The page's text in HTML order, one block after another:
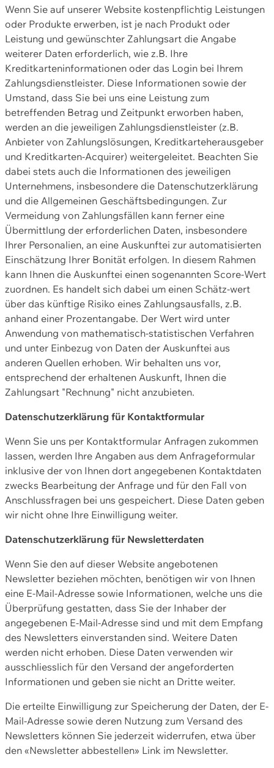
Wenn Sie auf unserer Website kostenpflichtig Leistungen
oder Produkte erwerben, ist je nach Produkt oder
Leistung und gewünschter Zahlungsart die Angabe
weiterer Daten erforderlich, wie z.B. Ihre
Kreditkarteninformationen oder das Login bei Ihrem
Zahlungsdienstleister. Diese Informationen sowie der
Umstand, dass Sie bei uns eine Leistung zum
betreffenden Betrag und Zeitpunkt erworben haben,
werden an die jeweiligen Zahlungsdienstleister (z.B.
Anbieter von Zahlungslösungen, Kreditkarteherausgeber
und Kreditkarten-Acquirer) weitergeleitet. Beachten Sie
dabei stets auch die Informationen des jeweiligen
Unternehmens, insbesondere die Datenschutzerklärung
und die Allgemeinen Geschäftsbedingungen. Zur
Vermeidung von Zahlungsfällen kann ferner eine
Übermittlung der erforderlichen Daten, insbesondere
Ihrer Personalien, an eine Auskunftei zur automatisierten
Einschätzung Ihrer Bonität erfolgen. In diesem Rahmen
kann Ihnen die Auskunftei einen sogenannten Score-Wert
zuordnen. Es handelt sich dabei um einen Schätz-wert
über das künftige Risiko eines Zahlungsausfalls, z.B.
anhand einer Prozentangabe. Der Wert wird unter
Anwendung von mathematisch-statistischen Verfahren
und unter Einbezug von Daten der Auskunftei aus
anderen Quellen erhoben. Wir behalten uns vor,
entsprechend der erhaltenen Auskunft, Ihnen die
Zahlungsart "Rechnung" nicht anzubieten.
Datenschutzerklärung für Kontaktformular
Wenn Sie uns per Kontaktformular Anfragen zukommen
lassen, werden Ihre Angaben aus dem Anfrageformular
inklusive der von Ihnen dort angegebenen Kontaktdaten
zwecks Bearbeitung der Anfrage und für den Fall von
Anschlussfragen bei uns gespeichert. Diese Daten geben
wir nicht ohne Ihre Einwilligung weiter.
Datenschutzerklärung für Newsletterdaten
Wenn Sie den auf dieser Website angebotenen
Newsletter beziehen möchten, benötigen wir von Ihnen
eine E-Mail-Adresse sowie Informationen, welche uns die
Überprüfung gestatten, dass Sie der Inhaber der
angegebenen E-Mail-Adresse sind und mit dem Empfang
des Newsletters einverstanden sind. Weitere Daten
werden nicht erhoben. Diese Daten verwenden wir
ausschliesslich für den Versand der angeforderten
Informationen und geben sie nicht an Dritte weiter.
Die erteilte Einwilligung zur Speicherung der Daten, der E-
Mail-Adresse sowie deren Nutzung zum Versand des
Newsletters können Sie jederzeit widerrufen, etwa über
den «Newsletter abbestellen» Link im Newsletter.